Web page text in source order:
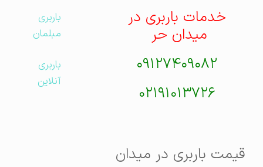
خدمات باربری در
میدان حر
۰۹۱۲۷۴۰۹۰۸۲
۰۲۱۹۱۰۱۳۷۲۶
قیمت باربری در میدان
باربری
مبلمان
باربری
آنلاین